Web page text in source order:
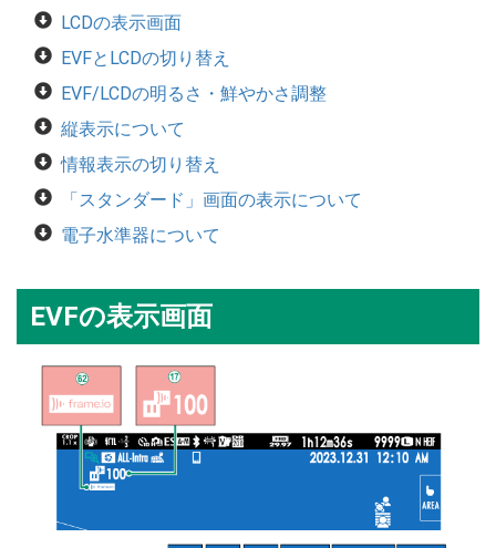
LCDの表示画面
EVFとLCDの切り替え
EVF/LCDの明るさ・鮮やかさ調整
縦表示について
情報表示の切り替え
「スタンダード」画面の表示について
電子水準器について
EVFの表示画面